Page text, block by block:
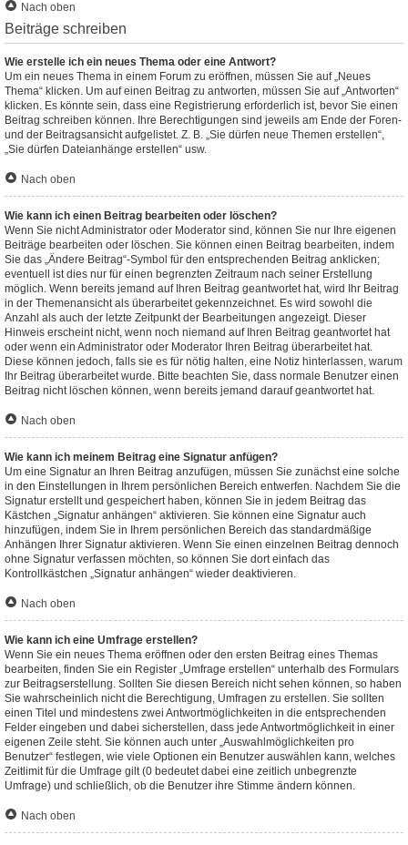
Nach oben
Beiträge schreiben
Wie erstelle ich ein neues Thema oder eine Antwort?
Um ein neues Thema in einem Forum zu eröffnen, müssen Sie auf „Neues
Thema“ klicken. Um auf einen Beitrag zu antworten, müssen Sie auf „Antworten“
klicken. Es könnte sein, dass eine Registrierung erforderlich ist, bevor Sie einen
Beitrag schreiben können. Ihre Berechtigungen sind jeweils am Ende der Foren-
und der Beitragsansicht aufgelistet. Z. B. „Sie dürfen neue Themen erstellen“,
„Sie dürfen Dateianhänge erstellen“ usw.
Nach oben
Wie kann ich einen Beitrag bearbeiten oder löschen?
Wenn Sie nicht Administrator oder Moderator sind, können Sie nur Ihre eigenen
Beiträge bearbeiten oder löschen. Sie können einen Beitrag bearbeiten, indem
Sie das „Ändere Beitrag“-Symbol für den entsprechenden Beitrag anklicken;
eventuell ist dies nur für einen begrenzten Zeitraum nach seiner Erstellung
möglich. Wenn bereits jemand auf Ihren Beitrag geantwortet hat, wird Ihr Beitrag
in der Themenansicht als überarbeitet gekennzeichnet. Es wird sowohl die
Anzahl als auch der letzte Zeitpunkt der Bearbeitungen angezeigt. Dieser
Hinweis erscheint nicht, wenn noch niemand auf Ihren Beitrag geantwortet hat
oder wenn ein Administrator oder Moderator Ihren Beitrag überarbeitet hat.
Diese können jedoch, falls sie es für nötig halten, eine Notiz hinterlassen, warum
Ihr Beitrag überarbeitet wurde. Bitte beachten Sie, dass normale Benutzer einen
Beitrag nicht löschen können, wenn bereits jemand darauf geantwortet hat.
Nach oben
Wie kann ich meinem Beitrag eine Signatur anfügen?
Um eine Signatur an Ihren Beitrag anzufügen, müssen Sie zunächst eine solche
in den Einstellungen in Ihrem persönlichen Bereich entwerfen. Nachdem Sie die
Signatur erstellt und gespeichert haben, können Sie in jedem Beitrag das
Kästchen „Signatur anhängen“ aktivieren. Sie können eine Signatur auch
hinzufügen, indem Sie in Ihrem persönlichen Bereich das standardmäßige
Anhängen Ihrer Signatur aktivieren. Wenn Sie einen einzelnen Beitrag dennoch
ohne Signatur verfassen möchten, so können Sie dort einfach das
Kontrollkästchen „Signatur anhängen“ wieder deaktivieren.
Nach oben
Wie kann ich eine Umfrage erstellen?
Wenn Sie ein neues Thema eröffnen oder den ersten Beitrag eines Themas
bearbeiten, finden Sie ein Register „Umfrage erstellen“ unterhalb des Formulars
zur Beitragserstellung. Sollten Sie diesen Bereich nicht sehen können, so haben
Sie wahrscheinlich nicht die Berechtigung, Umfragen zu erstellen. Sie sollten
einen Titel und mindestens zwei Antwortmöglichkeiten in die entsprechenden
Felder eingeben und dabei sicherstellen, dass jede Antwortmöglichkeit in einer
eigenen Zeile steht. Sie können auch unter „Auswahlmöglichkeiten pro
Benutzer“ festlegen, wie viele Optionen ein Benutzer auswählen kann, welches
Zeitlimit für die Umfrage gilt (0 bedeutet dabei eine zeitlich unbegrenzte
Umfrage) und schließlich, ob die Benutzer ihre Stimme ändern können.
Nach oben